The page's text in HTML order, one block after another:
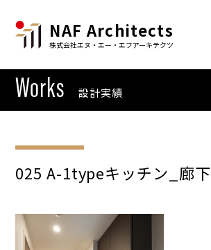
NAF Architects
株式会社エヌ・エー・エフアーキテクツ
Works 設計実績
025 A-1typeキッチン_廊下